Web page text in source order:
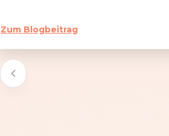
Zum Blogbeitrag